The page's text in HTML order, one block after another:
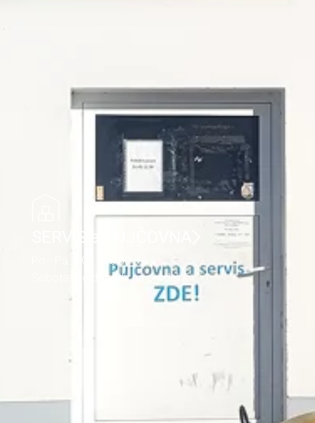
SERVIS a PŮJČOVNA
Po - Pá: 7:00 - 16:00
Sobota: dle dohody na prodejně